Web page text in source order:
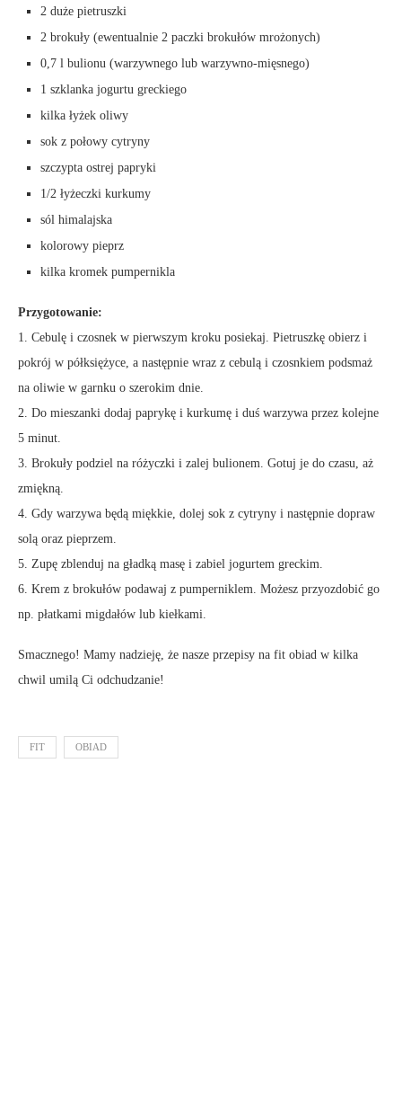
2 duże pietruszki
2 brokuły (ewentualnie 2 paczki brokułów mrożonych)
0,7 l bulionu (warzywnego lub warzywno-mięsnego)
1 szklanka jogurtu greckiego
kilka łyżek oliwy
sok z połowy cytryny
szczypta ostrej papryki
1/2 łyżeczki kurkumy
sól himalajska
kolorowy pieprz
kilka kromek pumpernikla
Przygotowanie:
1. Cebulę i czosnek w pierwszym kroku posiekaj. Pietruszkę obierz i
pokrój w półksiężyce, a następnie wraz z cebulą i czosnkiem podsmaż
na oliwie w garnku o szerokim dnie.
2. Do mieszanki dodaj paprykę i kurkumę i duś warzywa przez kolejne
5 minut.
3. Brokuły podziel na różyczki i zalej bulionem. Gotuj je do czasu, aż
zmiękną.
4. Gdy warzywa będą miękkie, dolej sok z cytryny i następnie dopraw
solą oraz pieprzem.
5. Zupę zblenduj na gładką masę i zabiel jogurtem greckim.
6. Krem z brokułów podawaj z pumperniklem. Możesz przyozdobić go
np. płatkami migdałów lub kiełkami.
Smacznego! Mamy nadzieję, że nasze przepisy na fit obiad w kilka
chwil umilą Ci odchudzanie!
FIT OBIAD